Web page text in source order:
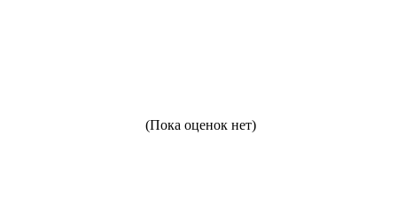
(Пока оценок нет)